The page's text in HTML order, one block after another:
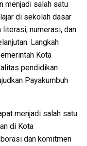
menjadi salah satu
di sekolah dasar
numerasi, dan
Langkah
Kota
pendidikan
Payakumbuh
menjadi salah satu
di Kota
dan komitmen